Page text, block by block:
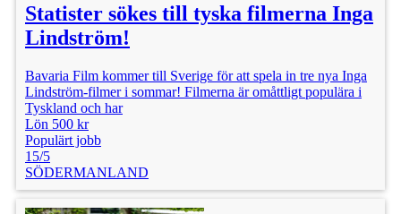
Statister sökes till tyska filmerna Inga
Lindström!
Bavaria Film kommer till Sverige för att spela in tre nya Inga
Lindström-filmer i sommar! Filmerna är omåttligt populära i
Tyskland och har
Lön 500 kr
Populärt jobb
15/5
SÖDERMANLAND